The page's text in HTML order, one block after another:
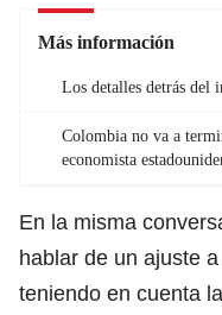
Más información
Los detalles detrás del
Colombia no va a
economista
En la misma
hablar de un ajuste
teniendo en cuenta